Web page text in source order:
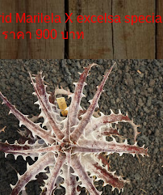
Marilela X excelsa
าคา 900 บาท